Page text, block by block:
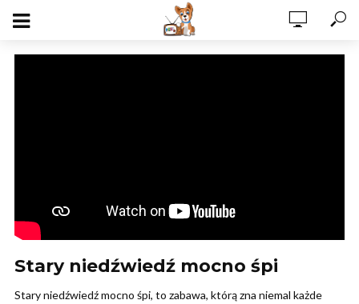
Stary niedźwiedź mocno śpi
Stary niedźwiedź mocno śpi, to zabawa, którą zna niemal każde